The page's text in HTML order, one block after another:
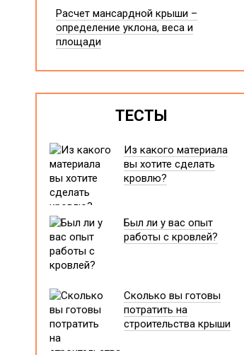
Расчет мансардной крыши –
определение уклона, веса и
площади
ТЕСТЫ
Из какого материала
вы хотите сделать
кровлю?
Был ли у вас опыт
работы с кровлей?
Сколько вы готовы
потратить на
строительства крыши